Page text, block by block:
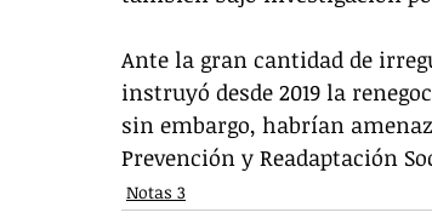
Ante la gran cantidad de
instruyó desde 2019 la
sin embargo, habrían
Prevención y Readaptación
Notas 3